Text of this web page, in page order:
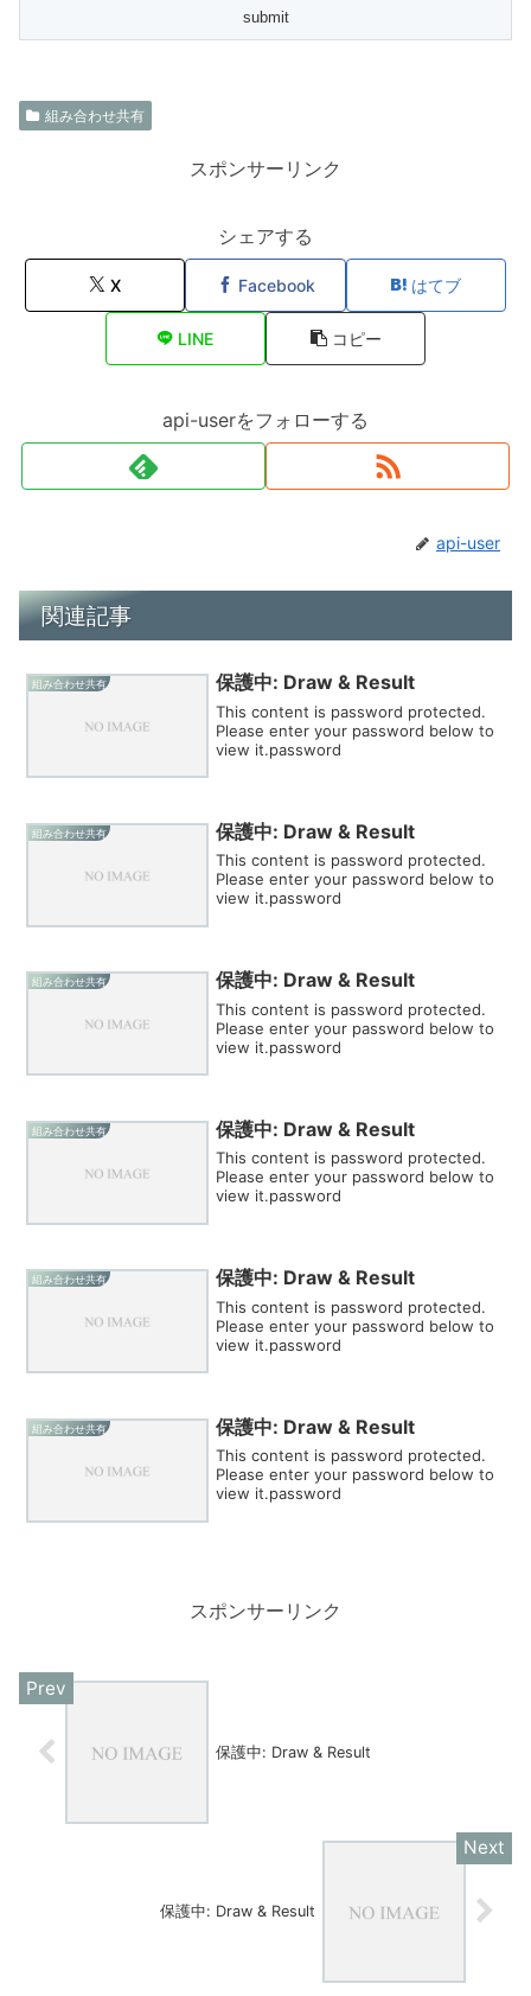
組み合わせ共有
スポンサーリンク
シェアする
X Facebook はてブ
LINE コピー
api-userをフォローする
api-user
関連記事
組み合わせ共有 保護中: Draw & Result
This content is password protected.
Please enter your password below to
view it.password
組み合わせ共有 保護中: Draw & Result
This content is password protected.
Please enter your password below to
view it.password
組み合わせ共有 保護中: Draw & Result
This content is password protected.
Please enter your password below to
view it.password
組み合わせ共有 保護中: Draw & Result
This content is password protected.
Please enter your password below to
view it.password
組み合わせ共有 保護中: Draw & Result
This content is password protected.
Please enter your password below to
view it.password
組み合わせ共有 保護中: Draw & Result
This content is password protected.
Please enter your password below to
view it.password
スポンサーリンク
保護中: Draw & Result
保護中: Draw & Result